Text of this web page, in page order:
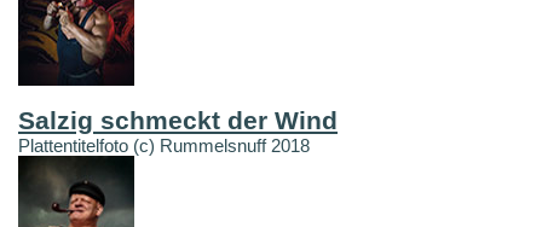
Salzig schmeckt der Wind
Plattentitelfoto (c) Rummelsnuff 2018